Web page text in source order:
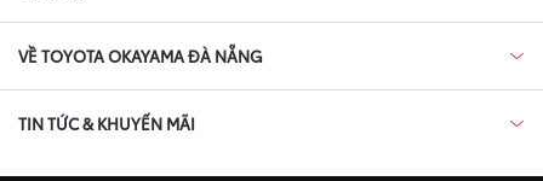
VỀ TOYOTA OKAYAMA ĐÀ NẴNG
TIN TỨC & KHUYẾN MÃI